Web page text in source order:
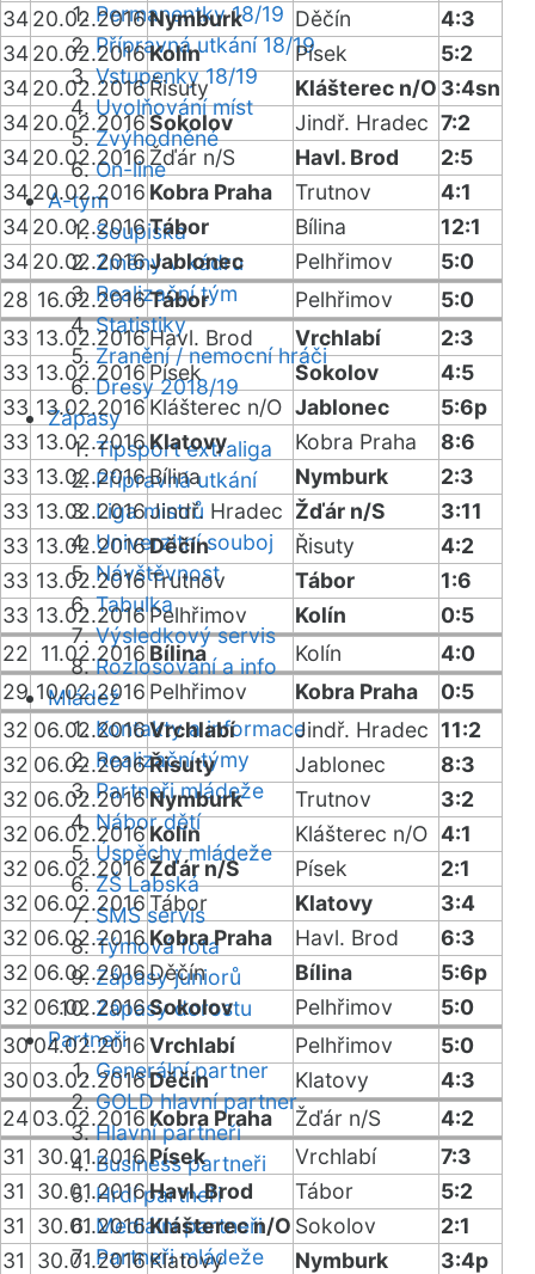
Permanentky 18/19
Přípravná utkání 18/19
Vstupenky 18/19
Uvolňování míst
Zvýhodněné
On-line
A-tým
Soupiska
Změny v kádru
Realizační tým
Statistiky
Zranění / nemocní hráči
Dresy 2018/19
Zápasy
Tipsport extraliga
Přípravná utkání
Liga mistrů
Univerzitní souboj
Návštěvnost
Tabulka
Výsledkový servis
Rozlosování a info
Mládež
Kontakty a informace
Realizační týmy
Partneři mládeže
Nábor dětí
Úspěchy mládeže
ZŠ Labská
SMS servis
Týmová fota
Zápasy juniorů
Zápasy dorostu
Partneři
Generální partner
GOLD hlavní partner
Hlavní partneři
Business partneři
Hrdí partneři
Mediální partneři
Partneři mládeže
3420.02.2016Nymburk Děčín
4:3
3420.02.2016Kolín Písek
5:2
3420.02.2016Řisuty Klášterec n/O 3:4sn
3420.02.2016Sokolov Jindř. Hradec 7:2
3420.02.2016 Žďár n/S Havl. Brod
2:5
3420.02.2016 Kobra Praha Trutnov
4:1
3420.02.2016Tábor Bílina
12:1
3420.02.2016Jablonec Pelhřimov
5:0
28 16.02.2016Tábor Pelhřimov
5:0
33 13.02.2016Havl. Brod Vrchlabí
2:3
33 13.02.2016 Písek Sokolov
4:5
33 13.02.2016Klášterec n/O Jablonec
5:6p
33 13.02.2016Klatovy Kobra Praha
8:6
33 13.02.2016Bílina Nymburk
2:3
33 13.02.2016Jindř. Hradec Žďár n/S
3:11
33 13.02.2016Děčín Řisuty
4:2
33 13.02.2016Trutnov Tábor
1:6
33 13.02.2016 Pelhřimov Kolín
0:5
22 11.02.2016 Bílina Kolín
4:0
29 10.02.2016 Pelhřimov Kobra Praha
0:5
32 06.02.2016Vrchlabí Jindř. Hradec 11:2
32 06.02.2016Řisuty Jablonec
8:3
32 06.02.2016 Nymburk Trutnov
3:2
32 06.02.2016Kolín Klášterec n/O 4:1
32 06.02.2016Žďár n/S Písek
2:1
32 06.02.2016Tábor Klatovy
3:4
32 06.02.2016Kobra Praha Havl. Brod
6:3
32 06.02.2016Děčín Bílina
5:6p
32 06.02.2016Sokolov Pelhřimov
5:0
30 04.02.2016Vrchlabí Pelhřimov
5:0
30 03.02.2016Děčín Klatovy
4:3
2403.02.2016 Kobra Praha Žďár n/S
4:2
31
30.01.2016Písek Vrchlabí
7:3
31
30.01.2016Havl. Brod Tábor
5:2
31
30.01.2016Klášterec n/O Sokolov
2:1
31
30.01.2016Klatovy Nymburk
3:4p